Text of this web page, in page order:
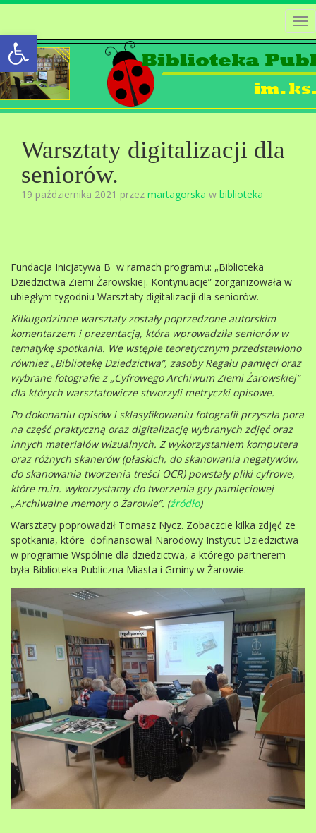
Open toolbar
Warsztaty digitalizacji dla
seniorów.
19 października 2021 przez martagorska w biblioteka
Fundacja Inicjatywa B w ramach programu: „Biblioteka
Dziedzictwa Ziemi Żarowskiej. Kontynuacje” zorganizowała w
ubiegłym tygodniu Warsztaty digitalizacji dla seniorów.
Kilkugodzinne warsztaty zostały poprzedzone autorskim
komentarzem i prezentacją, która wprowadziła seniorów w
tematykę spotkania. We wstępie teoretycznym przedstawiono
również „Bibliotekę Dziedzictwa”, zasoby Regału pamięci oraz
wybrane fotografie z „Cyfrowego Archiwum Ziemi Żarowskiej”
dla których warsztatowicze stworzyli metryczki opisowe.
Po dokonaniu opisów i sklasyfikowaniu fotografii przyszła pora
na część praktyczną oraz digitalizację wybranych zdjęć oraz
innych materiałów wizualnych. Z wykorzystaniem komputera
oraz różnych skanerów (płaskich, do skanowania negatywów,
do skanowania tworzenia treści OCR) powstały pliki cyfrowe,
które m.in. wykorzystamy do tworzenia gry pamięciowej
„Archiwalne memory o Żarowie”. (źródło)
Warsztaty poprowadził Tomasz Nycz. Zobaczcie kilka zdjęć ze
spotkania, które dofinansował Narodowy Instytut Dziedzictwa
w programie Wspólnie dla dziedzictwa, a którego partnerem
była Biblioteka Publiczna Miasta i Gminy w Żarowie.